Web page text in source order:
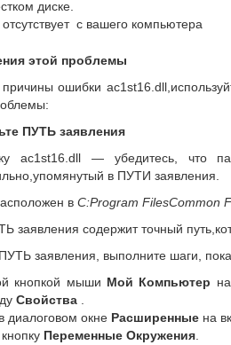
диске.
с вашего компьютера
этой проблемы
причины ошибки
ПУТЬ заявления
ac1st16.dll — убедитесь, что
в ПУТИ заявления.
в C:Program FilesCommon
заявления содержит точный
заявления, выполните шаги,
кнопкой мыши Мой Компьютер
Свойства
диалоговом окне Расширенныена
Переменные Окружения.